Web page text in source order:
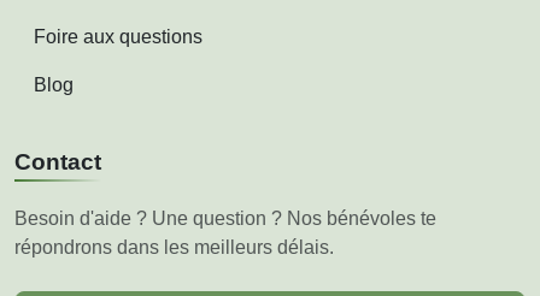
Foire aux questions
Blog
Contact
Besoin d'aide ? Une question ? Nos bénévoles te
répondrons dans les meilleurs délais.